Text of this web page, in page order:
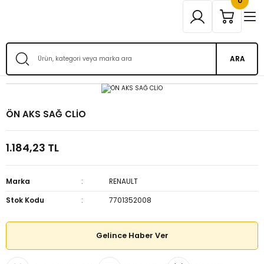
ARA
ÖN AKS SAĞ CLİO
1.184,23 TL
Marka
RENAULT
Stok Kodu
7701352008
Gelince Haber Ver